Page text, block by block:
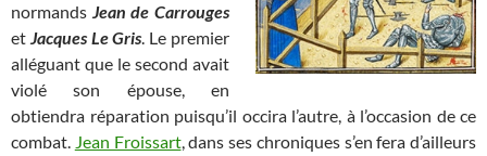
normands Jean de Carrouges
et Jacques Le Gris. Le premier
alléguant que le second avait
violé son épouse, en
obtiendra réparation puisqu’il occira l’autre, à l’occasion de ce
combat. Jean Froissart, dans ses chroniques s’en fera d’ailleurs